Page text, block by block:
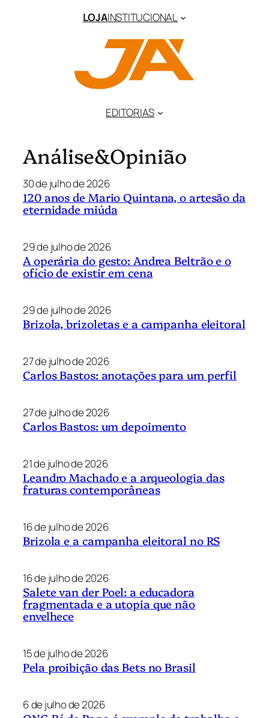
LOJAINSTITUCIONAL
EDITORIAS
Análise&Opinião
30 de julho de 2026
120 anos de Mario Quintana, o artesão da
eternidade miúda
29 de julho de 2026
A operária do gesto: Andrea Beltrão e o
ofício de existir em cena
29 de julho de 2026
Brizola, brizoletas e a campanha eleitoral
27 de julho de 2026
Carlos Bastos: anotações para um perfil
27 de julho de 2026
Carlos Bastos: um depoimento
21 de julho de 2026
Leandro Machado e a arqueologia das
fraturas contemporâneas
16 de julho de 2026
Brizola e a campanha eleitoral no RS
16 de julho de 2026
Salete van der Poel: a educadora
fragmentada e a utopia que não
envelhece
15 de julho de 2026
Pela proibição das Bets no Brasil
6 de julho de 2026